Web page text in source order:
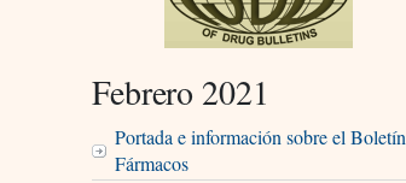
Febrero 2021
Portada e información sobre el Boletín
Fármacos